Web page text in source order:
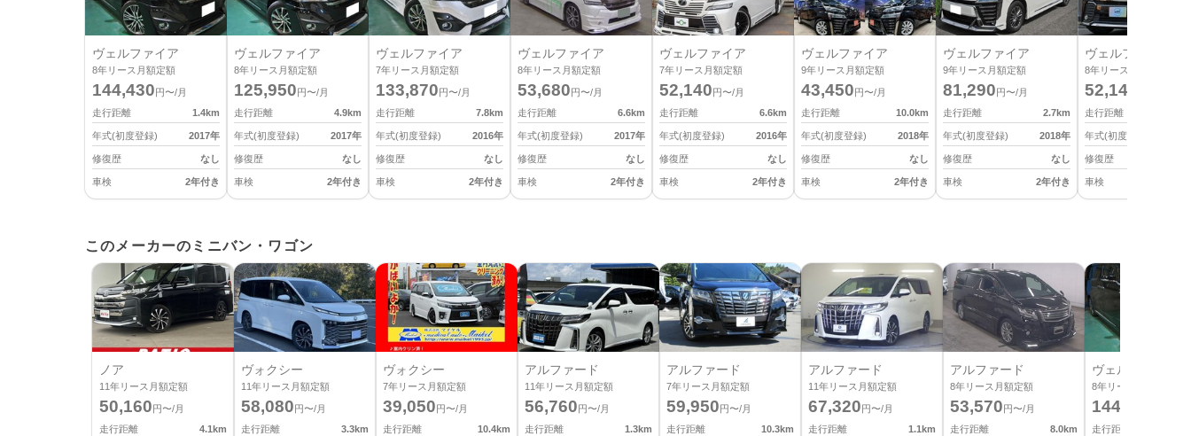
ヴェルファイア
8年リース月額定額
144,430 円〜/月
走行距離
1.4km
年式(初度登録) 2017年
修復歴 なし
車検 2年付き
ヴェルファイア
8年リース月額定額
125,950 円〜/月
走行距離
4.9km
年式(初度登録) 2017年
修復歴 なし
車検 2年付き
ヴェルファイア
7年リース月額定額
133,870 円〜/月
走行距離
7.8km
年式(初度登録) 2016年
修復歴 なし
車検 2年付き
ヴェルファイア
8年リース月額定額
53,680 円〜/月
走行距離
6.6km
年式(初度登録) 2017年
修復歴 なし
車検 2年付き
ヴェルファイア
7年リース月額定額
52,140 円〜/月
走行距離
6.6km
年式(初度登録) 2016年
修復歴 なし
車検 2年付き
ヴェルファイア
9年リース月額定額
43,450 円〜/月
走行距離
10.0km
年式(初度登録) 2018年
修復歴 なし
車検 2年付き
ヴェルファイア
9年リース月額定額
81,290 円〜/月
走行距離
2.7km
年式(初度登録) 2018年
修復歴 なし
車検 2年付き
ヴェルファイア
8年リース月額定額
52,140
走行距離
年式(初度登録)
修復歴
車検
このメーカーのミニバン・ワゴン
ノア
11年リース月額定額
50,160 円〜/月
走行距離
4.1km
ヴォクシー
11年リース月額定額
58,080 円〜/月
走行距離
3.3km
ヴォクシー
7年リース月額定額
39,050 円〜/月
走行距離
10.4km
アルファード
11年リース月額定額
56,760 円〜/月
走行距離
1.3km
アルファード
7年リース月額定額
59,950 円〜/月
走行距離
10.3km
アルファード
11年リース月額定額
67,320 円〜/月
走行距離
1.1km
アルファード
8年リース月額定額
53,570 円〜/月
走行距離
8.0km
ヴェルファイア
8年リース月額定額
144,430
走行距離